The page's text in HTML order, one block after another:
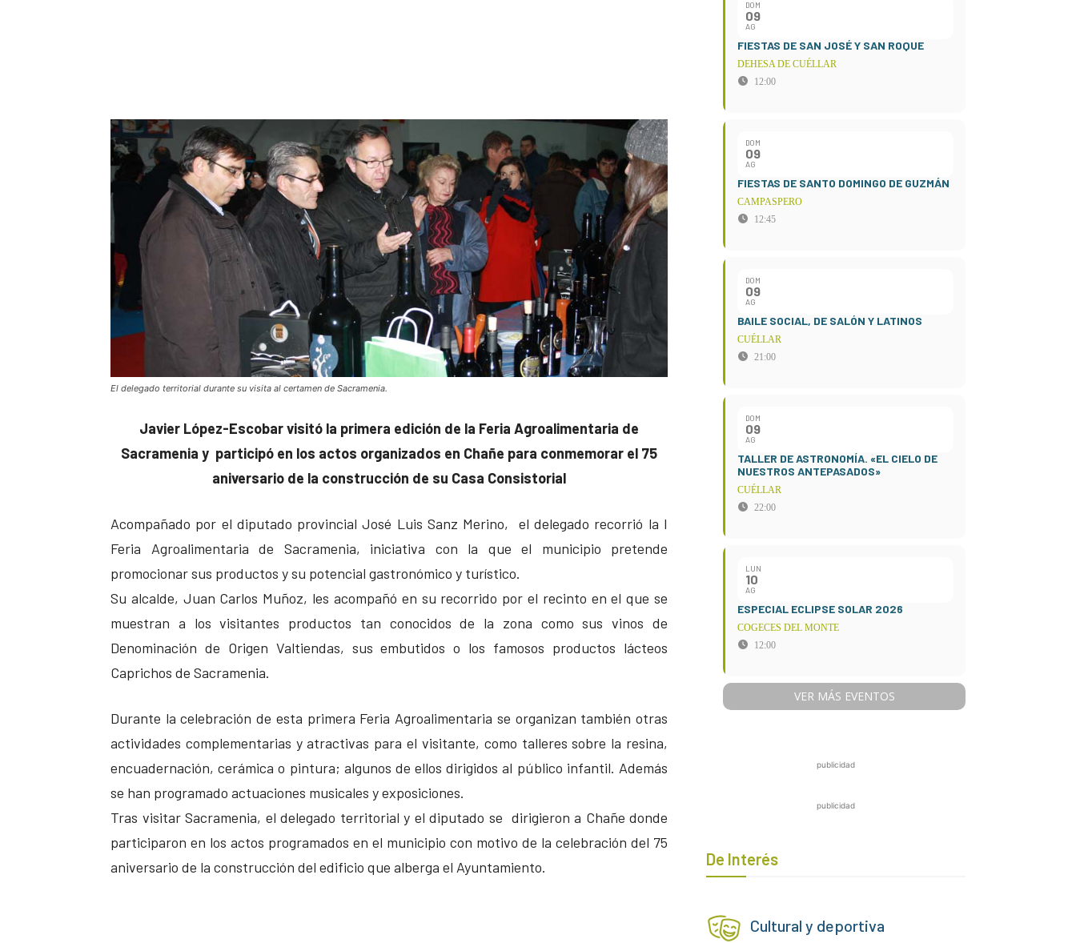
El delegado territorial durante su visita al certamen de Sacramenia.
Javier López-Escobar visitó la primera edición de la Feria Agroalimentaria de
Sacramenia y participó en los actos organizados en Chañe para conmemorar el 75
aniversario de la construcción de su Casa Consistorial
Acompañado por el diputado provincial José Luis Sanz Merino, el delegado recorrió la I
Feria Agroalimentaria de Sacramenia, iniciativa con la que el municipio pretende
promocionar sus productos y su potencial gastronómico y turístico.
Su alcalde, Juan Carlos Muñoz, les acompañó en su recorrido por el recinto en el que se
muestran a los visitantes productos tan conocidos de la zona como sus vinos de
Denominación de Origen Valtiendas, sus embutidos o los famosos productos lácteos
Caprichos de Sacramenia.
Durante la celebración de esta primera Feria Agroalimentaria se organizan también otras
actividades complementarias y atractivas para el visitante, como talleres sobre la resina,
encuadernación, cerámica o pintura; algunos de ellos dirigidos al público infantil. Además
se han programado actuaciones musicales y exposiciones.
Tras visitar Sacramenia, el delegado territorial y el diputado se dirigieron a Chañe donde
participaron en los actos programados en el municipio con motivo de la celebración del 75
aniversario de la construcción del edificio que alberga el Ayuntamiento.
DOM
09
AG
FIESTAS DE SAN JOSÉ Y SAN ROQUE
DEHESA DE CUÉLLAR
12:00
DOM
09
AG
FIESTAS DE SANTO DOMINGO DE GUZMÁN
CAMPASPERO
12:45
DOM
09
AG
BAILE SOCIAL, DE SALÓN Y LATINOS
CUÉLLAR
21:00
DOM
09
AG
TALLER DE ASTRONOMÍA. «EL CIELO DE
NUESTROS ANTEPASADOS»
CUÉLLAR
22:00
LUN
10
AG
ESPECIAL ECLIPSE SOLAR 2026
COGECES DEL MONTE
12:00
VER MÁS EVENTOS
publicidad
publicidad
De Interés
Cultural y deportiva